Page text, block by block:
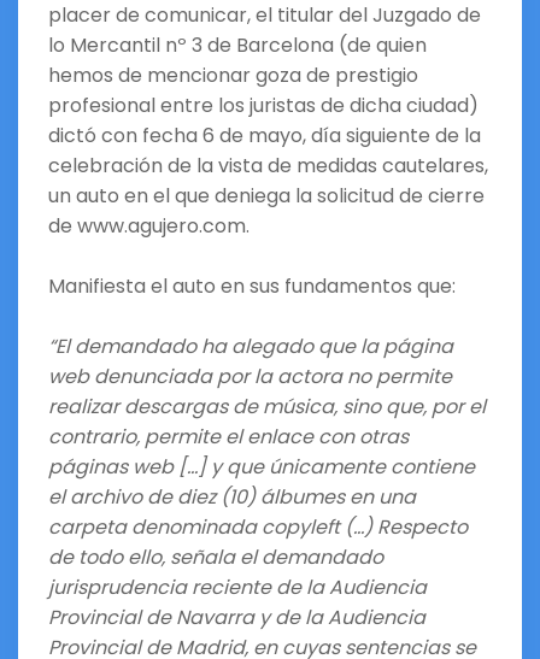
placer de comunicar, el titular del Juzgado de
lo Mercantil nº 3 de Barcelona (de quien
hemos de mencionar goza de prestigio
profesional entre los juristas de dicha ciudad)
dictó con fecha 6 de mayo, día siguiente de la
celebración de la vista de medidas cautelares,
un auto en el que deniega la solicitud de cierre
de www.agujero.com.
Manifiesta el auto en sus fundamentos que:
“El demandado ha alegado que la página
web denunciada por la actora no permite
realizar descargas de música, sino que, por el
contrario, permite el enlace con otras
páginas web […] y que únicamente contiene
el archivo de diez (10) álbumes en una
carpeta denominada copyleft (…) Respecto
de todo ello, señala el demandado
jurisprudencia reciente de la Audiencia
Provincial de Navarra y de la Audiencia
Provincial de Madrid, en cuyas sentencias se